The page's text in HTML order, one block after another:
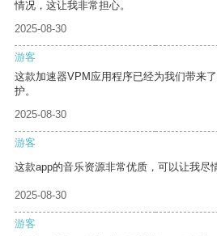
情况，这让我非常担心。
2025-08-30
游客
这款加速器VPM应用程序已经为我们带来
护。
2025-08-30
游客
这款app的音乐资源非常优质，可以让我尽
2025-08-30
游客